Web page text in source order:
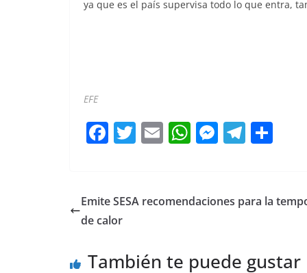
ya que es el país supervisa todo lo que entra,
EFE
F
e
b
o
T
er
E
l
W
s
p
M
e
er
T
gr p
Emite SESA recomendaciones para la
de calor
También te puede gustar